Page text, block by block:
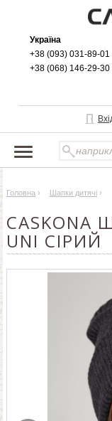
Україна
+38 (093) 031-89-01
+38 (068) 146-29-30
ПРО БРЕНД
ДОСТАВКА І
ОПТОВИМ
Головна › Шапки дитячі ›
CASKONA
UNI СІРИЙ